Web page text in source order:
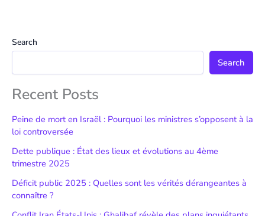
Search
Search
Recent Posts
Peine de mort en Israël : Pourquoi les ministres s’opposent à la
loi controversée
Dette publique : État des lieux et évolutions au 4ème
trimestre 2025
Déficit public 2025 : Quelles sont les vérités dérangeantes à
connaître ?